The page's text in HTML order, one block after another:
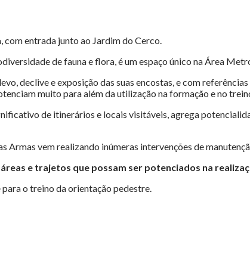
entrada junto ao Jardim do Cerco.
de fauna e flora, é um espaço único na Área
declive e exposição das suas encostas, e com
muito para além da utilização na formação e no
de itinerários e locais visitáveis, agrega
Armas vem realizando inúmeras intervenções de
e trajetos que possam ser potenciados na
o treino da orientação pedestre.